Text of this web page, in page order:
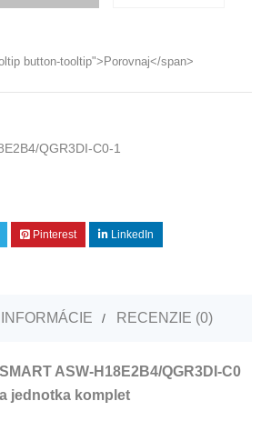
button-tooltip">Porovnaj</span>
QGR3DI-C0-1
Pinterest LinkedIn
RECENZIE (0)
ASW-H18E2B4/QGR3DI-C0
jednotka komplet